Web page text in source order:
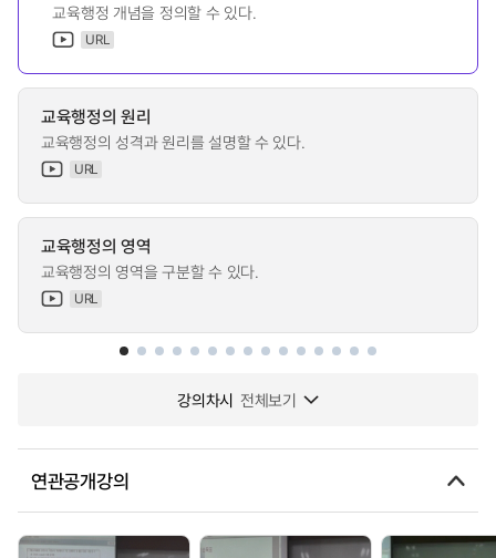
교육행정 개념을 정의할 수 있다.
URL
교육행정의 원리
교육행정의 성격과 원리를 설명할 수 있다.
URL
교육행정의 영역
교육행정의 영역을 구분할 수 있다.
URL
강의차시 전체보기
연관공개강의